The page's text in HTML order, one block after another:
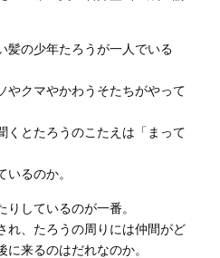
の少年たろうが一人でいる
クマやかわうそたちがやって
とたろうのこたえは「まって
るのか。
しているのが一番。
、たろうの周りには仲間がど
来るのはだれなのか。